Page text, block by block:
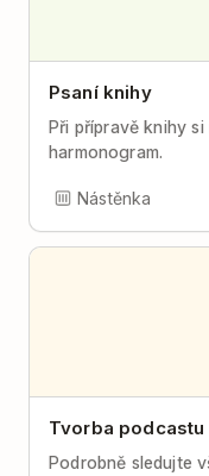
Psaní knihy
Při přípravě knihy
harmonogram.
Nástěnka
Tvorba podcastu
Podrobně sledujte